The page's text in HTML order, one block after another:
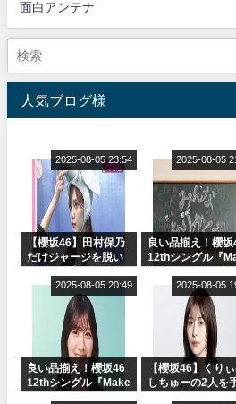
面白アンテナ
人気ブログ様
【櫻坂46】田村保乃
だけジャージを脱い
2025-08-05 23:54
良い品揃え！櫻坂
12thシングル『
ャルグッズ絶賛販
2025-08-05
良い品揃え！櫻坂46
12thシングル『Make
2025-08-05 20:49
【櫻坂46】くり
しちゅーの2人を
2025-08-05